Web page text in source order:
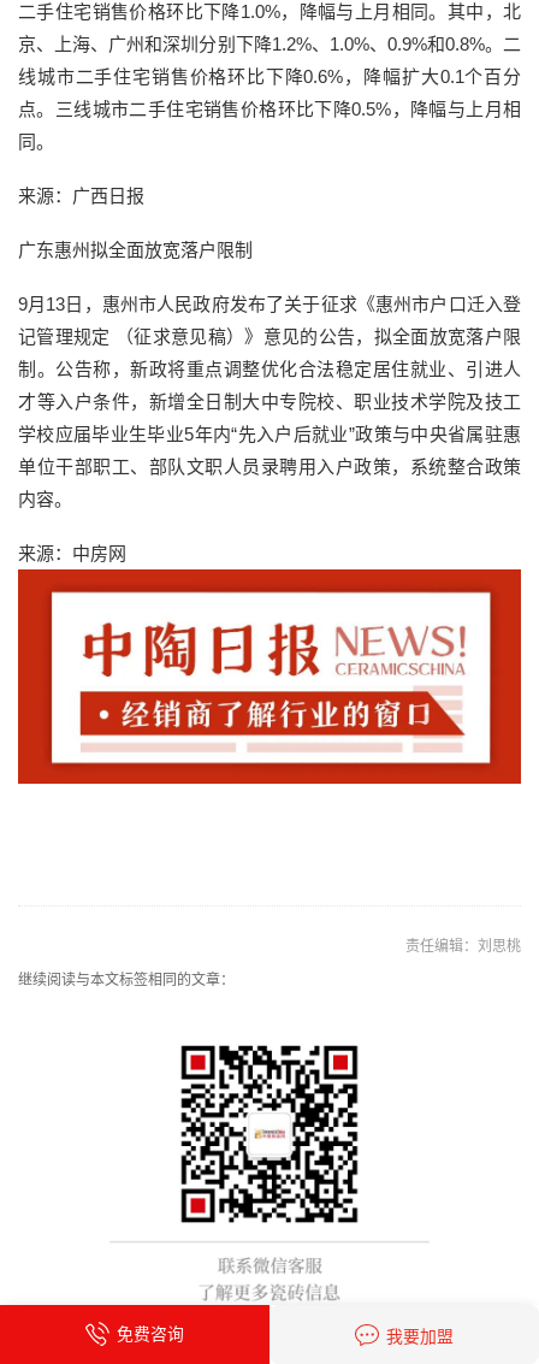
二手住宅销售价格环比下降1.0%，降幅与上月相同。其中，北
京、上海、广州和深圳分别下降1.2%、1.0%、0.9%和0.8%。二
线城市二手住宅销售价格环比下降0.6%，降幅扩大0.1个百分
点。三线城市二手住宅销售价格环比下降0.5%，降幅与上月相
同。
来源：广西日报
广东惠州拟全面放宽落户限制
9月13日，惠州市人民政府发布了关于征求《惠州市户口迁入登
记管理规定 （征求意见稿）》意见的公告，拟全面放宽落户限
制。公告称，新政将重点调整优化合法稳定居住就业、引进人
才等入户条件，新增全日制大中专院校、职业技术学院及技工
学校应届毕业生毕业5年内“先入户后就业”政策与中央省属驻惠
单位干部职工、部队文职人员录聘用入户政策，系统整合政策
内容。
来源：中房网
责任编辑：刘思桃
继续阅读与本文标签相同的文章：
免费咨询 我要加盟